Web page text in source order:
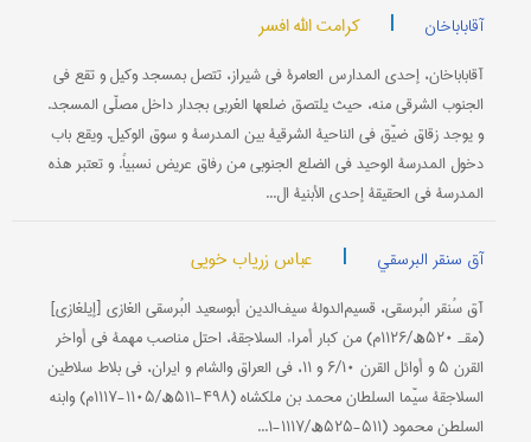
آقاباباخان | کرامت الله افسر
آقاباباخان، إحدی المدارس العامرة في شیراز، تتصل بمسجد وکیل و تقع في
الجنوب الشرقي منه، حیث یلتصق ضلعها الغربي بجدار داخل مصلّی المسجد.
و یوجد زقاق ضیّق في الناحیة الشرقیة بین المدرسة و سوق الوکیل. ویقع باب
دخول المدرسة الوحید في الضلع الجنوبي من رفاق عریض نسبیاً. و تعتبر هذه
المدرسة في الحقیقة إحدی الأبنیة ال...
آق سنقر البرسقي | عباس زریاب خویي
آق سُنقر البُرسقي، قسیم‌الدولة سیف‌الدین أبوسعید البُرسقي الغازي [إیلغازي]
(مقـ ۵۲۰ھ/۱۱۲۶م) من کبار أمراء السلاجقة، احتل مناصب مهمة في أواخر
القرن ۵ و أوائل القرن ۶/۱۰ و ۱۱، في العراق والشام و ایران، في بلاط سلاطین
السلاجقة سیّما السلطان محمد بن ملکشاه (۴۹۸-۵۱۱ھ/۱۱۰۵-۱۱۱۷م) وابنه
السلطن محمود (۵۱۱-۵۲۵ھ/۱۱۱۷-۱...